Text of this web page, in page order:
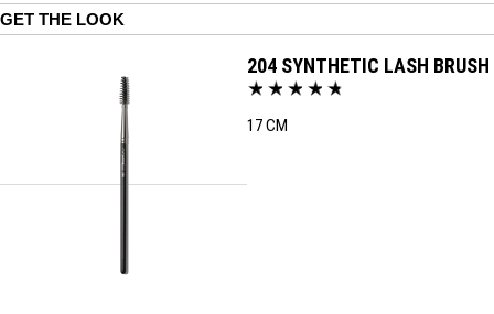
GET THE LOOK
204 SYNTHETIC LASH BRUSH
17 CM